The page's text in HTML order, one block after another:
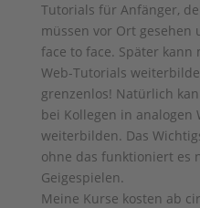
Tutorials für Anfänger,
müssen vor Ort
face to face. Später
Web-Tutorials
grenzenlos! Natürlich
bei Kollegen in analogen
weiterbilden. Das
ohne das funktioniert es
Geigespielen.
Meine Kurse kosten ab